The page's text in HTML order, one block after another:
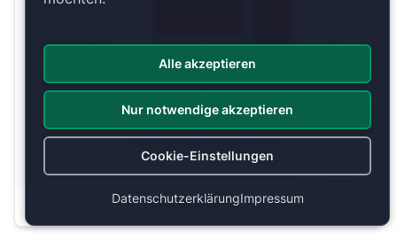
O19
O16 O15 O14 O13
O11
U20
U18
U17
U15
U14 U13
Plan anzeigen
Alle akzeptieren
Nur notwendige akzeptieren
Cookie-Einstellungen
DatenschutzerklärungImpressum